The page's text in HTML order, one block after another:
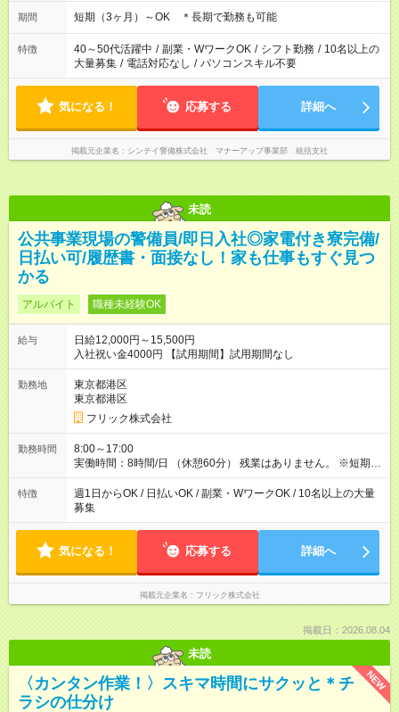
期間 短期（3ヶ月）～OK ＊長期で勤務も可能
特徴 40～50代活躍中 / 副業・WワークOK / シフト勤務 / 10名以上の
大量募集 / 電話対応なし / パソコンスキル不要
気になる！ 応募する 詳細へ
掲載元企業名 シンテイ警備株式会社 マナーアップ事業部 統括支社
未読
公共事業現場の警備員/即日入社◎家電付き寮完備/
日払い可/履歴書・面接なし！家も仕事もすぐ見つ
かる
アルバイト 職種未経験OK
給与
日給12,000円～15,500円
入社祝い金4000円 【試用期間】試用期間なし
勤務地
東京都港区
東京都港区
フリック株式会社
勤務時間
8:00～17:00
実働時間：8時間/日 （休憩60分） 残業はありません。 ※短期の
募集は行っておりません。予めご了承くださいませ。
特徴
週1日からOK / 日払いOK / 副業・WワークOK / 10名以上の大量
募集
気になる！ 応募する 詳細へ
掲載元企業名 フリック株式会社
掲載日：2026.08.04
未読
NEW
〈カンタン作業！〉スキマ時間にサクッと＊チ
ラシの仕分け